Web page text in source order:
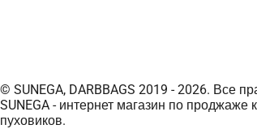
© SUNEGA, DARBBAGS 2019 - 2026. Все
SUNEGA - интернет магазин по проджаже
пуховиков.